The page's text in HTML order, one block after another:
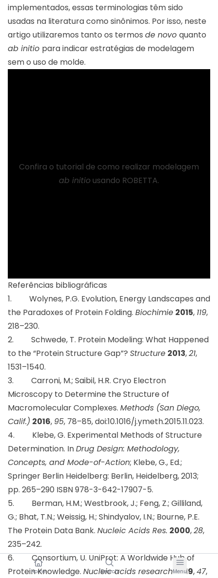
Home Search Menu
implementados, essas terminologias têm sido
usadas na literatura como sinônimos. Por isso, neste
artigo utilizaremos tanto os termos de novo quanto
ab initio para indicar estratégias de modelagem
sem o uso de molde.
Confira o tutorial de como realizar modelagem
ab initio usando ROBETTA.
Referências bibliográficas
1. Wolynes, P.G. Evolution, Energy Landscapes and
the Paradoxes of Protein Folding. Biochimie 2015, 119,
218–230.
2. Schwede, T. Protein Modeling: What Happened
to the “Protein Structure Gap”? Structure 2013,21,
1531–1540.
3. Carroni, M.; Saibil, H.R. Cryo Electron
Microscopy to Determine the Structure of
Macromolecular Complexes. Methods (San Diego,
Calif.) 2016, 95, 78–85, doi:10.1016/j.ymeth.2015.11.023.
4. Klebe, G. Experimental Methods of Structure
Determination. InDrug Design: Methodology,
Concepts, and Mode-of-Action; Klebe, G., Ed.;
Springer Berlin Heidelberg: Berlin, Heidelberg, 2013;
pp. 265–290 ISBN 978-3-642-17907-5.
5. Berman, H.M.; Westbrook, J.; Feng, Z.; Gilliland,
G.; Bhat, T.N.; Weissig, H.; Shindyalov, I.N.; Bourne, P.E.
The Protein Data Bank. Nucleic Acids Res. 2000,28,
235–242.
6. Consortium, U. UniProt: A Worldwide Hub of
Protein Knowledge. Nucleic acids research2019,47,